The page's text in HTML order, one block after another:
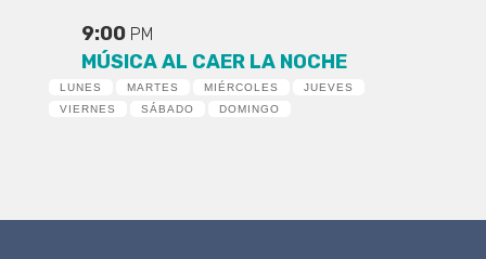
9:00 PM
MÚSICA AL CAER LA NOCHE
LUNES MARTES MIÉRCOLES
JUEVES
VIERNES
SÁBADO DOMINGO